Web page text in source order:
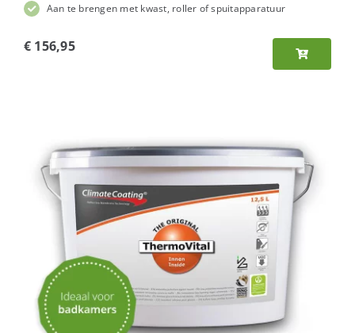
Aan te brengen met kwast, roller of spuitapparatuur
€ 156,95